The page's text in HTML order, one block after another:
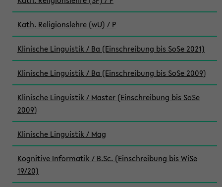
Kath. Religionslehre (wU) / P
Klinische Linguistik / Ba (Einschreibung bis SoSe 2021)
Klinische Linguistik / Ba (Einschreibung bis SoSe 2009)
Klinische Linguistik / Master (Einschreibung bis SoSe
2009)
Klinische Linguistik / Mag
Kognitive Informatik / B.Sc. (Einschreibung bis WiSe
19/20)